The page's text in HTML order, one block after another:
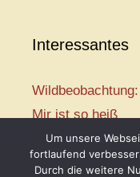
Interessantes
Mir ist so heiß
Mission:
Vogelwelt-
Um unsere
fortlaufend
Durch die weitere